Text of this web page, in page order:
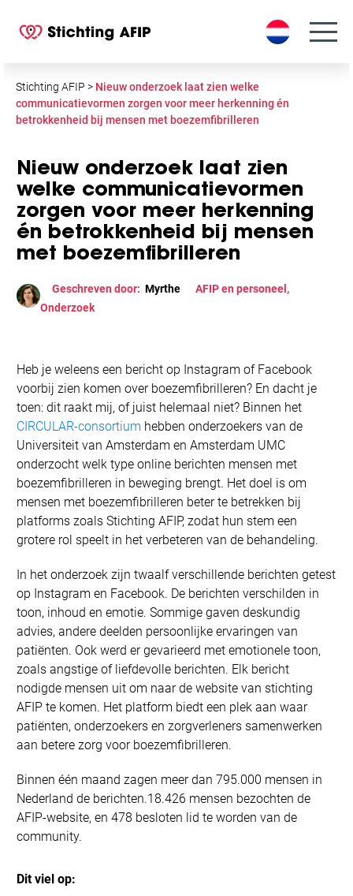
Stichting AFIP > Nieuw onderzoek laat zien welke
communicatievormen zorgen voor meer herkenning én
betrokkenheid bij mensen met boezemfibrilleren
Nieuw onderzoek laat zien
welke communicatievormen
zorgen voor meer herkenning
én betrokkenheid bij mensen
met boezemfibrilleren
Geschreven door: Myrthe AFIP en personeel ,
Onderzoek
Heb je weleens een bericht op Instagram of Facebook
voorbij zien komen over boezemfibrilleren? En dacht je
toen: dit raakt mij, of juist helemaal niet? Binnen het
CIRCULAR-consortium hebben onderzoekers van de
Universiteit van Amsterdam en Amsterdam UMC
onderzocht welk type online berichten mensen met
boezemfibrilleren in beweging brengt. Het doel is om
mensen met boezemfibrilleren beter te betrekken bij
platforms zoals Stichting AFIP, zodat hun stem een
grotere rol speelt in het verbeteren van de behandeling.
In het onderzoek zijn twaalf verschillende berichten getest
op Instagram en Facebook. De berichten verschilden in
toon, inhoud en emotie. Sommige gaven deskundig
advies, andere deelden persoonlijke ervaringen van
patiënten. Ook werd er gevarieerd met emotionele toon,
zoals angstige of liefdevolle berichten. Elk bericht
nodigde mensen uit om naar de website van stichting
AFIP te komen. Het platform biedt een plek aan waar
patiënten, onderzoekers en zorgverleners samenwerken
aan betere zorg voor boezemfibrilleren.
Binnen één maand zagen meer dan 795.000 mensen in
Nederland de berichten.18.426 mensen bezochten de
AFIP-website, en 478 besloten lid te worden van de
community.
Dit viel op: